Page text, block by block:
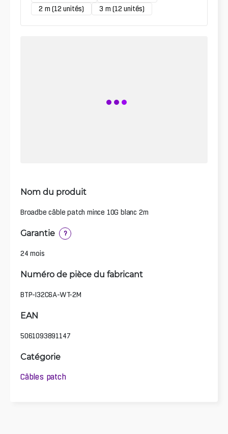
2 m (12 unités)
3 m (12 unités)
Nom du produit
Broadbe câble patch mince 10G blanc 2m
Garantie ?
24 mois
Numéro de pièce du fabricant
BTP-I32C6A-WT-2M
EAN
5061093891147
Catégorie
Câbles patch